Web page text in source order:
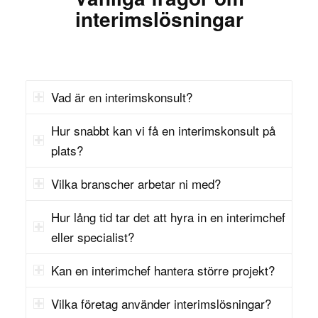
specifika kompetenser och erfarenheter som
krävs för tjänsten. Det är här kravprofilen kommer
och personliga egenskaper. Med en genomtänkt
processen, vilket gör att du kan hitta rätt person
snabbare och effektivare.
Vad ska en bra kravprofil innehålla?
För en lyckad rekrytering bör kravprofilen omfatta:
erfarenheter måste kandidaten ha?
Personliga egenskaper
: Hur ska den nya
interimslösningar
Vad är en interimskonsult?
Hur snabbt kan vi få en interimskonsult på
plats?
Vilka branscher arbetar ni med?
Hur lång tid tar det att hyra in en interimchef
eller specialist?
Kan en interimchef hantera större projekt?
Vilka företag använder interimslösningar?